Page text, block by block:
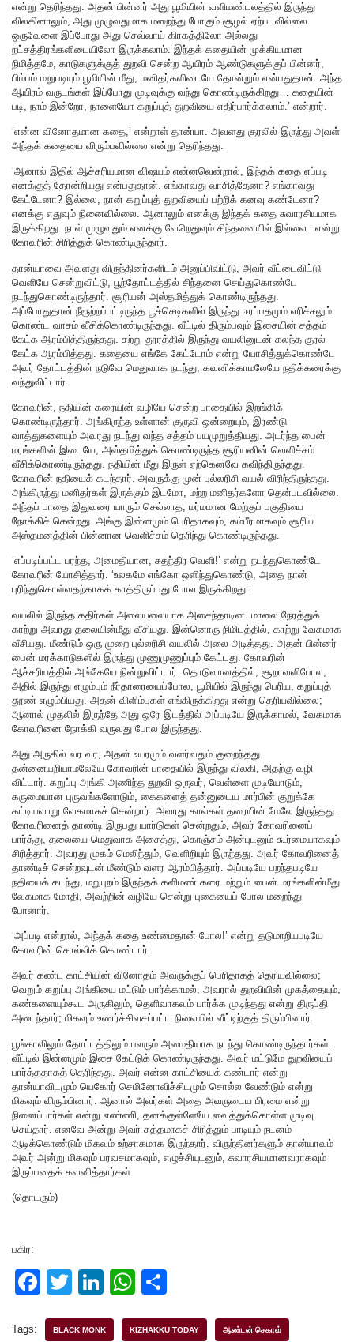
என்று தெரிந்தது. அதன் பின்னர் அது பூமியின் வளிமண்டலத்தில் இருந்து
விலகினாலும், அது முழுவதுமாக மறைந்து போகும் சூழல் ஏற்படவில்லை.
ஒருவேளை இப்போது அது செவ்வாய் கிரகத்திலோ அல்லது
நட்சத்திரங்களிடையிலோ இருக்கலாம். இந்தக் கதையின் முக்கியமான
நிமித்தமே, காடுகளுக்குத் துறவி சென்ற ஆயிரம் ஆண்டுகளுக்குப் பின்னர்,
பிம்பம் மறுபடியும் பூமியின் மீது, மனிதர்களிடையே தோன்றும் என்பதுதான். அந்த
ஆயிரம் வருடங்கள் இப்போது முடிவுக்கு வந்து கொண்டிருக்கிறது… கதையின்
படி, நாம் இன்றோ, நாளையோ கறுப்புத் துறவியை எதிர்பார்க்கலாம்.’ என்றார்.
‘என்ன வினோதமான கதை,’ என்றாள் தான்யா. அவளது குரலில் இருந்து அவள்
அந்தக் கதையை விரும்பவில்லை என்று தெரிந்தது.
‘ஆனால் இதில் ஆச்சரியமான விஷயம் என்னவென்றால், இந்தக் கதை எப்படி
எனக்குத் தோன்றியது என்பதுதான். எங்காவது வாசித்தேனா? எங்காவது
கேட்டேனா? இல்லை, நான் கறுப்புத் துறவியைப் பற்றிக் கனவு கண்டேனா?
எனக்கு எதுவும் நினைவில்லை. ஆனாலும் எனக்கு இந்தக் கதை சுவாரசியமாக
இருக்கிறது. நாள் முழுவதும் எனக்கு வேறெதுவும் சிந்தனையில் இல்லை.’ என்று
கோவரின் சிரித்துக் கொண்டிருந்தார்.
தான்யாவை அவளது விருந்தினர்களிடம் அனுப்பிவிட்டு, அவர் வீட்டைவிட்டு
வெளியே சென்றுவிட்டு, பூந்தோட்டத்தில் சிந்தனை செய்துகொண்டே
நடந்துகொண்டிருந்தார். சூரியன் அஸ்தமித்துக் கொண்டிருந்தது.
அப்போதுதான் நீரூற்றப்பட்டிருந்த பூச்செடிகளில் இருந்து ஈரப்பதமும் எரிச்சலும்
கொண்ட வாசம் வீசிக்கொண்டிருந்தது. வீட்டில் திரும்பவும் இசையின் சத்தம்
கேட்க ஆரம்பித்திருந்தது. சற்று தூரத்தில் இருந்து வயலினுடன் கலந்த குரல்
கேட்க ஆரம்பித்தது. கதையை எங்கே கேட்டோம் என்று யோசித்துக்கொண்டே
அவர் தோட்டத்தின் நடுவே மெதுவாக நடந்து, கவனிக்காமலேயே நதிக்கரைக்கு
வந்துவிட்டார்.
கோவரின், நதியின் கரையின் வழியே சென்ற பாதையில் இறங்கிக்
கொண்டிருந்தார். அங்கிருந்த உள்ளான் குருவி ஒன்றையும், இரண்டு
வாத்துகளையும் அவரது நடந்து வந்த சத்தம் பயமுறுத்தியது. அடர்ந்த பைன்
மரங்களின் இடையே, அஸ்தமித்துக் கொண்டிருந்த சூரியனின் வெளிச்சம்
வீசிக்கொண்டிருந்தது. நதியின் மீது இருள் ஏற்கெனவே கவிந்திருந்தது.
கோவரின் நதியைக் கடந்தார். அவருக்கு முன் புல்லரிசி வயல் விரிந்திருந்தது.
அங்கிருந்து மனிதர்கள் இருக்கும் இடமோ, மற்ற மனிதர்களோ தென்படவில்லை.
அந்தப் பாதை இதுவரை யாரும் செல்லாத, மர்மமான மேற்குப் பகுதியை
நோக்கிச் சென்றது. அங்கு இன்னமும் பெரிதாகவும், கம்பீரமாகவும் சூரிய
அஸ்தமனத்தின் பின்னான வெளிச்சம் தெரிந்து கொண்டிருந்தது.
‘எப்படிப்பட்ட பரந்த, அமைதியான, சுதந்திர வெளி!’ என்று நடந்துகொண்டே
கோவரின் யோசித்தார். ‘உலகமே எங்கோ ஒளிந்துகொண்டு, அதை நான்
புரிந்துகொள்வதற்காகக் காத்திருப்பது போல இருக்கிறது.’
வயலில் இருந்த கதிர்கள் அலையலையாக அசைந்தாடின. மாலை நேரத்துக்
காற்று அவரது தலையின்மீது வீசியது. இன்னொரு நிமிடத்தில், காற்று வேகமாக
வீசியது. மீண்டும் ஒரு முறை புல்லரிசி வயலில் அலை அடித்தது. அதன் பின்னர்
பைன் மரக்காடுகளில் இருந்து முணுமுணுப்பும் கேட்டது. கோவரின்
ஆச்சரியத்தில் அங்கேயே நின்றுவிட்டார். தொடுவானத்தில், சூறாவளிபோல,
அதில் இருந்து எழும்பும் நீர்தாரையைப்போல, பூமியில் இருந்து பெரிய, கறுப்புத்
தூண் எழும்பியது. அதன் விளிம்புகள் எங்கிருக்கிறது என்று தெரியவில்லை;
ஆனால் முதலில் இருந்தே அது ஒரே இடத்தில் அப்படியே இருக்காமல், வேகமாக
கோவரினை நோக்கி வருவது போல இருந்தது.
அது அருகில் வர வர, அதன் உயரமும் வளர்வதும் குறைந்தது.
தன்னையறியாமலேயே கோவரின் பாதையில் இருந்து விலகி, அதற்கு வழி
விட்டார். கறுப்பு அங்கி அணிந்த துறவி ஒருவர், வெள்ளை முடியோடும்,
கருமையான புருவங்களோடும், கைகளைத் தன்னுடைய மார்பின் குறுக்கே
கட்டியவாறு வேகமாகச் சென்றார். அவரது கால்கள் தரையின் மேலே இருந்தது.
கோவரினைத் தாண்டி இருபது யார்டுகள் சென்றதும், அவர் கோவரினைப்
பார்த்து, தலையை மெதுவாக அசைத்து, கொஞ்சம் அன்புடனும் கூர்மையாகவும்
சிரித்தார். அவரது முகம் மெலிந்தும், வெளிறியும் இருந்தது. அவர் கோவரினைத்
தாண்டிச் சென்றவுடன் மீண்டும் வளர ஆரம்பித்தார். அப்படியே பறந்தபடியே
நதியைக் கடந்து, மறுபுறம் இருந்தக் களிமண் கரை மற்றும் பைன் மரங்களின்மீது
வேகமாக மோதி, அவற்றின் வழியே சென்று புகையைப் போல மறைந்து
போனார்.
‘அப்படி என்றால், அந்தக் கதை உண்மைதான் போல!’ என்று தடுமாறியபடியே
கோவரின் சொல்லிக் கொண்டார்.
அவர் கண்ட காட்சியின் வினோதம் அவருக்குப் பெரிதாகத் தெரியவில்லை;
வெறும் கறுப்பு அங்கியை மட்டும் பார்க்காமல், அவரால் துறவியின் முகத்தையும்,
கண்களையும்கூட அருகிலும், தெளிவாகவும் பார்க்க முடிந்தது என்று திருப்தி
அடைந்தார்; மிகவும் உணர்ச்சிவசப்பட்ட நிலையில் வீட்டிற்குத் திரும்பினார்.
பூங்காவிலும் தோட்டத்திலும் பலரும் அமைதியாக நடந்து கொண்டிருந்தார்கள்.
வீட்டில் இன்னமும் இசை கேட்டுக் கொண்டிருந்தது. அவர் மட்டுமே துறவியைப்
பார்த்ததாகத் தெரிந்தது. அவர் என்ன காட்சியைக் கண்டார் என்று
தான்யாவிடமும் யெகோர் செமினோவிச்சிடமும் சொல்ல வேண்டும் என்று
மிகவும் விரும்பினார். ஆனால் அவர்கள் அதை அவருடைய பிரமை என்று
நினைப்பார்கள் என்று எண்ணி, தனக்குள்ளேயே வைத்துக்கொள்ள முடிவு
செய்தார். எனவே அன்று அவர் சத்தமாகச் சிரித்தும் பாடியும் நடனம்
ஆடிக்கொண்டும் மிகவும் உற்சாகமாக இருந்தார். விருந்தினர்களும் தான்யாவும்
அவர் அன்று மிகவும் பரவசமாகவும், எழுச்சியுடனும், சுவாரசியமானவராகவும்
இருப்பதைக் கவனித்தார்கள்.
(தொடரும்)
பகிர:
F
c
T
tt
Li
k
W
at ar
Tags: BLACK MONK KIZHAKKU TODAY ஆண்டன் செகாவ்